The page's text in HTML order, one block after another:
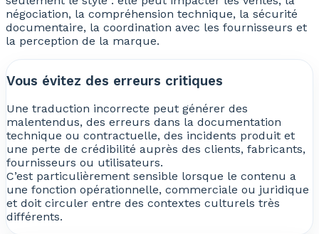
négociation, la compréhension technique, la sécurité
documentaire, la coordination avec les fournisseurs et
la perception de la marque.
Vous évitez des erreurs critiques
Une traduction incorrecte peut générer des
malentendus, des erreurs dans la documentation
technique ou contractuelle, des incidents produit et
une perte de crédibilité auprès des clients, fabricants,
fournisseurs ou utilisateurs.
C’est particulièrement sensible lorsque le contenu a
une fonction opérationnelle, commerciale ou juridique
et doit circuler entre des contextes culturels très
différents.